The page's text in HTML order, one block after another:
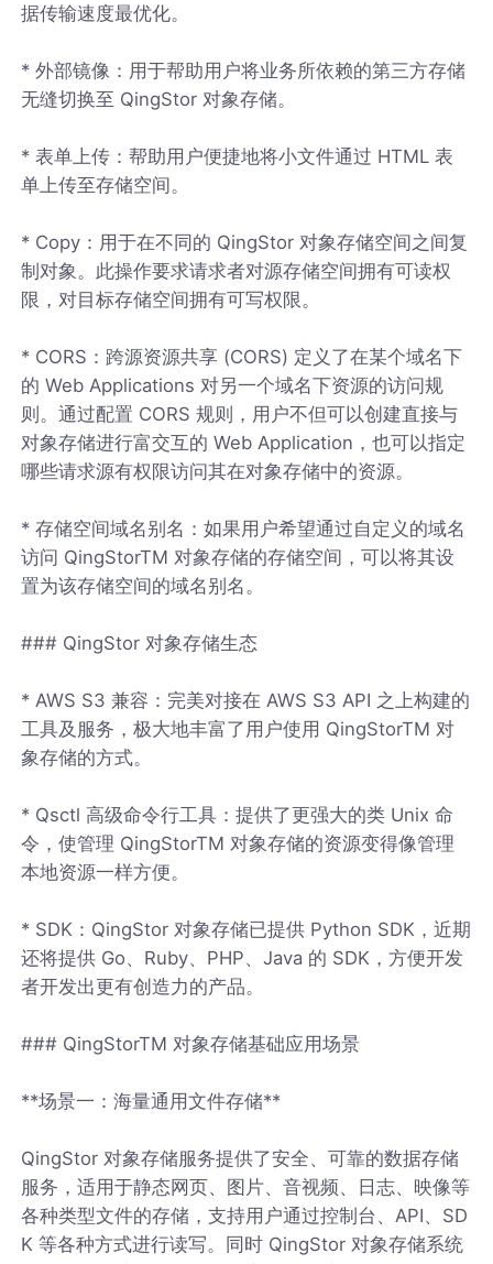
据传输速度最优化。
* 外部镜像：用于帮助用户将业务所依赖的第三方存储
无缝切换至 QingStor 对象存储。
* 表单上传：帮助用户便捷地将小文件通过 HTML 表
单上传至存储空间。
* Copy：用于在不同的 QingStor 对象存储空间之间复
制对象。此操作要求请求者对源存储空间拥有可读权
限，对目标存储空间拥有可写权限。
* CORS：跨源资源共享 (CORS) 定义了在某个域名下
的 Web Applications 对另一个域名下资源的访问规
则。通过配置 CORS 规则，用户不但可以创建直接与
对象存储进行富交互的 Web Application，也可以指定
哪些请求源有权限访问其在对象存储中的资源。
* 存储空间域名别名：如果用户希望通过自定义的域名
访问 QingStorTM 对象存储的存储空间，可以将其设
置为该存储空间的域名别名。
### QingStor 对象存储生态
* AWS S3 兼容：完美对接在 AWS S3 API 之上构建的
工具及服务，极大地丰富了用户使用 QingStorTM 对
象存储的方式。
* Qsctl 高级命令行工具：提供了更强大的类 Unix 命
令，使管理 QingStorTM 对象存储的资源变得像管理
本地资源一样方便。
* SDK：QingStor 对象存储已提供 Python SDK，近期
还将提供 Go、Ruby、PHP、Java 的 SDK，方便开发
者开发出更有创造力的产品。
### QingStorTM 对象存储基础应用场景
**场景一：海量通用文件存储**
QingStor 对象存储服务提供了安全、可靠的数据存储
服务，适用于静态网页、图片、音视频、日志、映像等
各种类型文件的存储，支持用户通过控制台、API、SD
K 等各种方式进行读写。同时 QingStor 对象存储系统